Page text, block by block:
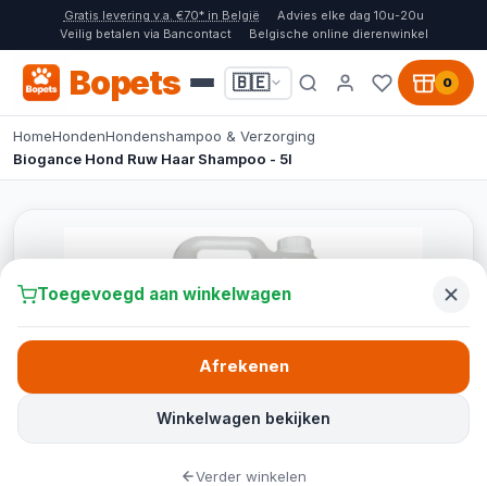
Gratis levering v.a. €70* in België
Advies elke dag 10u-20u
Veilig betalen via Bancontact
Belgische online dierenwinkel
Bopets 🇧🇪 0
HomeHondenHondenshampoo & Verzorging
Biogance Hond Ruw Haar Shampoo - 5l
Toegevoegd aan winkelwagen
Winkelwagen bekijken
Afrekenen
Verder winkelen